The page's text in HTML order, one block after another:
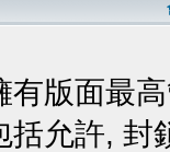
有版面最
允許,